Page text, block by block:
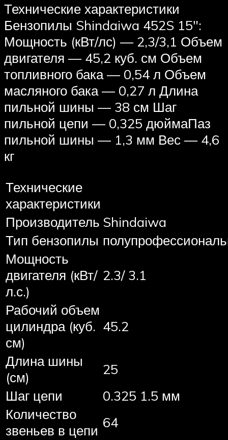
Технические характеристики
Бензопилы Shindaiwa 452S 15″:
Мощность (кВт/лс) — 2,3/3,1 Объем
двигателя — 45,2 куб. см Объем
топливного бака — 0,54 л Объем
масляного бака — 0,27 л Длина
пильной шины — 38 см Шаг
пильной цепи — 0,325 дюймаПаз
пильной шины — 1,3 мм Вес — 4,6
кг
Технические
характеристики
Производитель Shindaiwa
Тип бензопилы
Мощность
двигателя (кВт/
л.с.)
2.3/ 3.1
Рабочий объем
цилиндра (куб.
см)
45.2
Длина шины
(см)
25
Шаг цепи
0.325 1.5 мм
Количество
звеньев в цепи 64